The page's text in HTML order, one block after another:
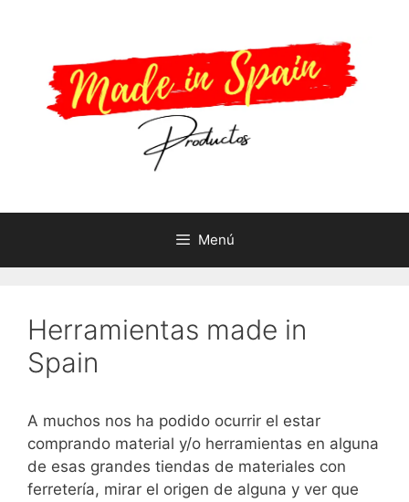
Menú
Herramientas made in
Spain
A muchos nos ha podido ocurrir el estar
comprando material y/o herramientas en alguna
de esas grandes tiendas de materiales con
ferretería, mirar el origen de alguna y ver que